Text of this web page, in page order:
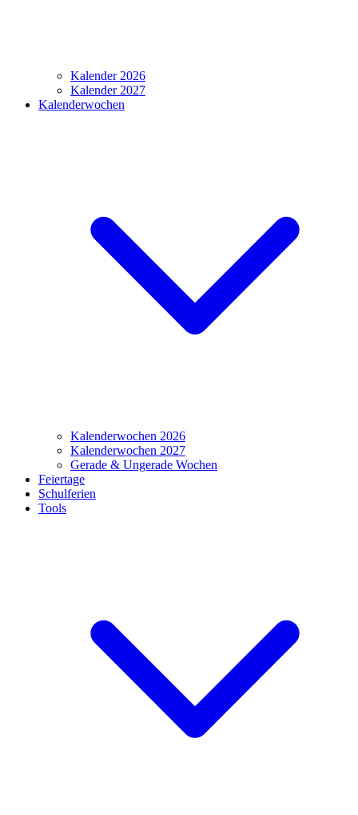
Kalender 2026
Kalender 2027
Kalenderwochen
Kalenderwochen 2026
Kalenderwochen 2027
Gerade & Ungerade Wochen
Feiertage
Schulferien
Tools